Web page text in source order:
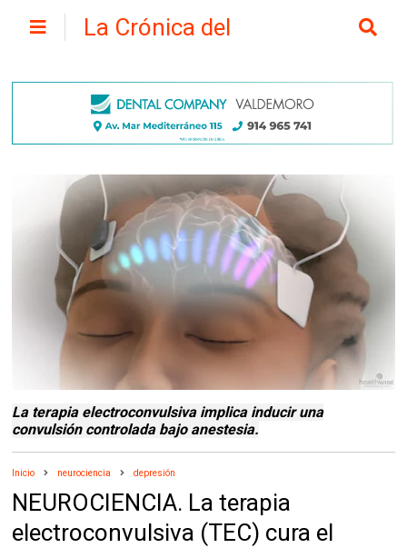
La Crónica del
La terapia electroconvulsiva implica inducir una
convulsión controlada bajo anestesia.
Inicio neurociencia depresión
NEUROCIENCIA. La terapia
electroconvulsiva (TEC) cura el